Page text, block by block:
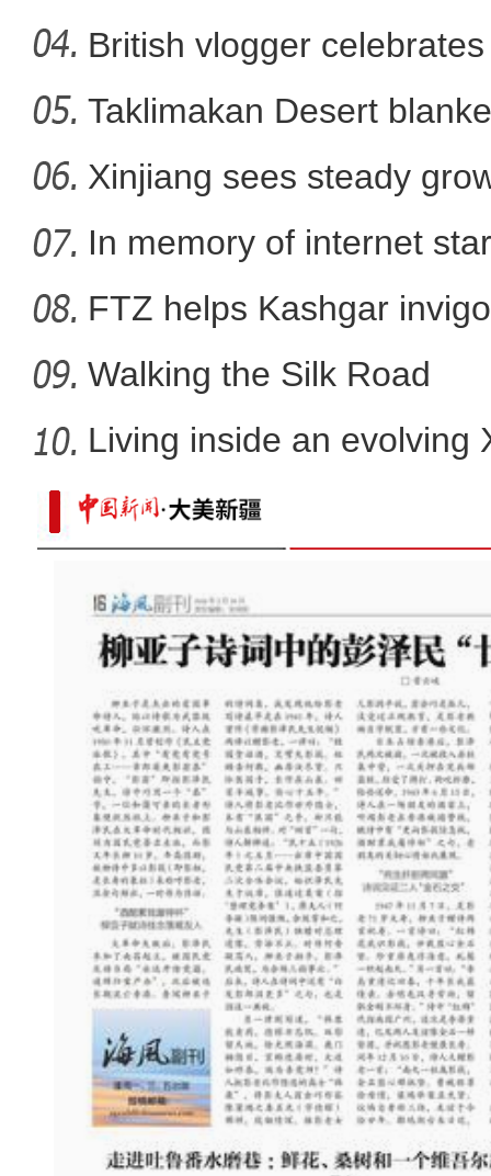
新疆昌吉州：家门口的新能源
社区书记陈云萍：把新疆
British vlogger
Taklimakan Desert
Xinjiang sees steady
In memory of internet
FTZ helps Kashgar
comm
Walking the Silk Road
Living inside an evolving